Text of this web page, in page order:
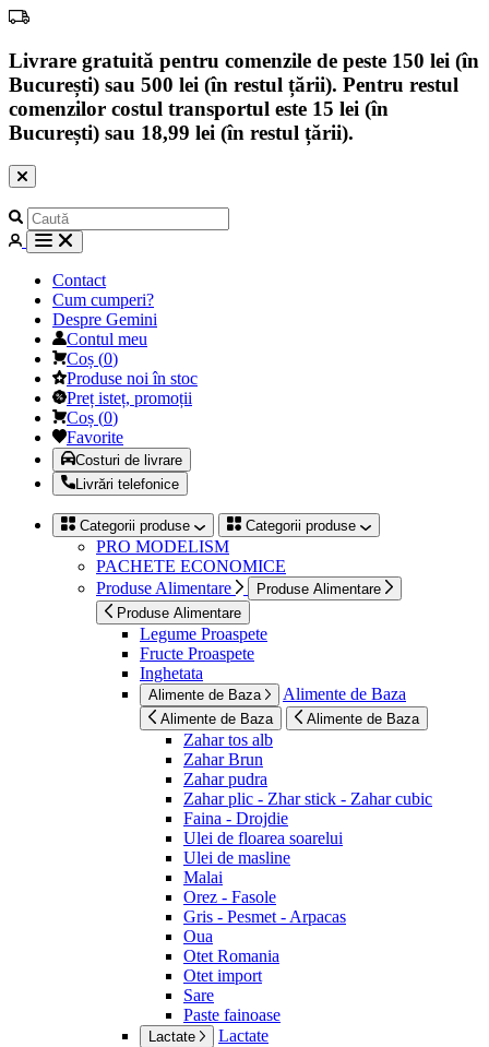
Livrare gratuită pentru comenzile de peste 150 lei (în
București) sau 500 lei (în restul țării). Pentru restul
comenzilor costul transportul este 15 lei (în
București) sau 18,99 lei (în restul țării).
Contact
Cum cumperi?
Despre Gemini
Contul meu
Coș (0)
Produse noi în stoc
Preț isteț, promoții
Coș (0)
Favorite
Costuri de livrare
Livrări telefonice
Categorii produse Categorii produse
PRO MODELISM
PACHETE ECONOMICE
Produse Alimentare
Produse Alimentare
Produse Alimentare
Legume Proaspete
Fructe Proaspete
Inghetata
Alimente de Baza Alimente de Baza
Alimente de Baza Alimente de Baza
Zahar tos alb
Zahar Brun
Zahar pudra
Zahar plic - Zhar stick - Zahar cubic
Faina - Drojdie
Ulei de floarea soarelui
Ulei de masline
Malai
Orez - Fasole
Gris - Pesmet - Arpacas
Oua
Otet Romania
Otet import
Sare
Paste fainoase
Lactate Lactate